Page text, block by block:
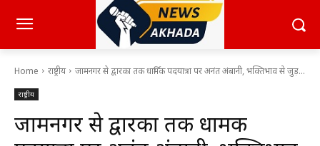
Home राष्ट्रीय जामनगर से द्वारका तक धार्मिक पदयात्रा पर अनंत अंबानी, भक्तिभाव से जुड़...
राष्ट्रीय
जामनगर से द्वारका तक धार्मिक